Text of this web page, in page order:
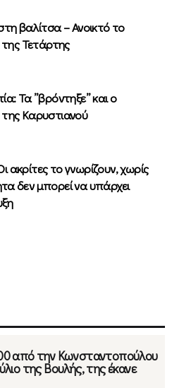
βαλίτσα – Ανοικτό το
Τετάρτης
Τα ”βρόντηξε” και ο
Καρυστιανού
το γνωρίζουν, χωρίς
δεν μπορεί να υπάρχει
από την Κωνσταντοπούλου
της Βουλής, της έκανε